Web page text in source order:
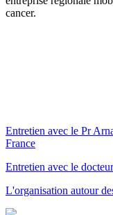
cancer.
Entretien avec le Pr
France
Entretien avec le
L'organisation autour